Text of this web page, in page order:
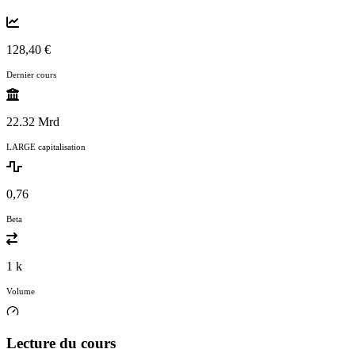
128,40 €
Dernier cours
22.32 Mrd
LARGE capitalisation
0,76
Beta
1 k
Volume
Lecture du cours